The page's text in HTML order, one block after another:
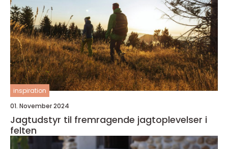
inspiration
01. November 2024
Jagtudstyr til fremragende jagtoplevelser i
felten